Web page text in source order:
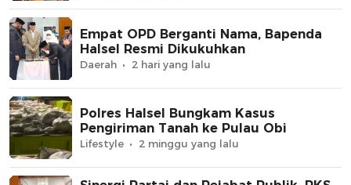
Empat OPD Berganti Nama, Bapenda
Halsel Resmi Dikukuhkan
Daerah 2 hari yang lalu
Polres Halsel Bungkam Kasus
Pengiriman Tanah ke Pulau Obi
Lifestyle 2 minggu yang lalu